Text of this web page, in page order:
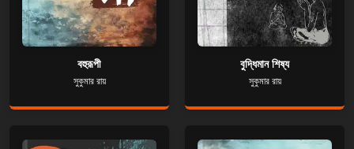
বহুরূপী
সুকুমার রায়
বুদ্ধিমান শিষ্য
সুকুমার রায়